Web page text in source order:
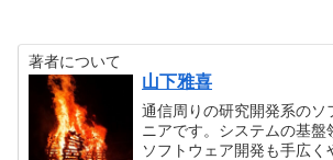
著者について
山下雅喜
通信周りの研究開発系のソ
ニアです。システムの基盤
ソフトウェア開発も手広く